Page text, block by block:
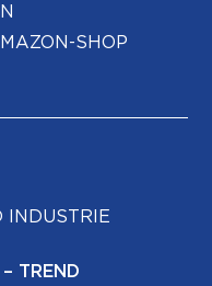
SHOP
INDUSTRIE
TREND